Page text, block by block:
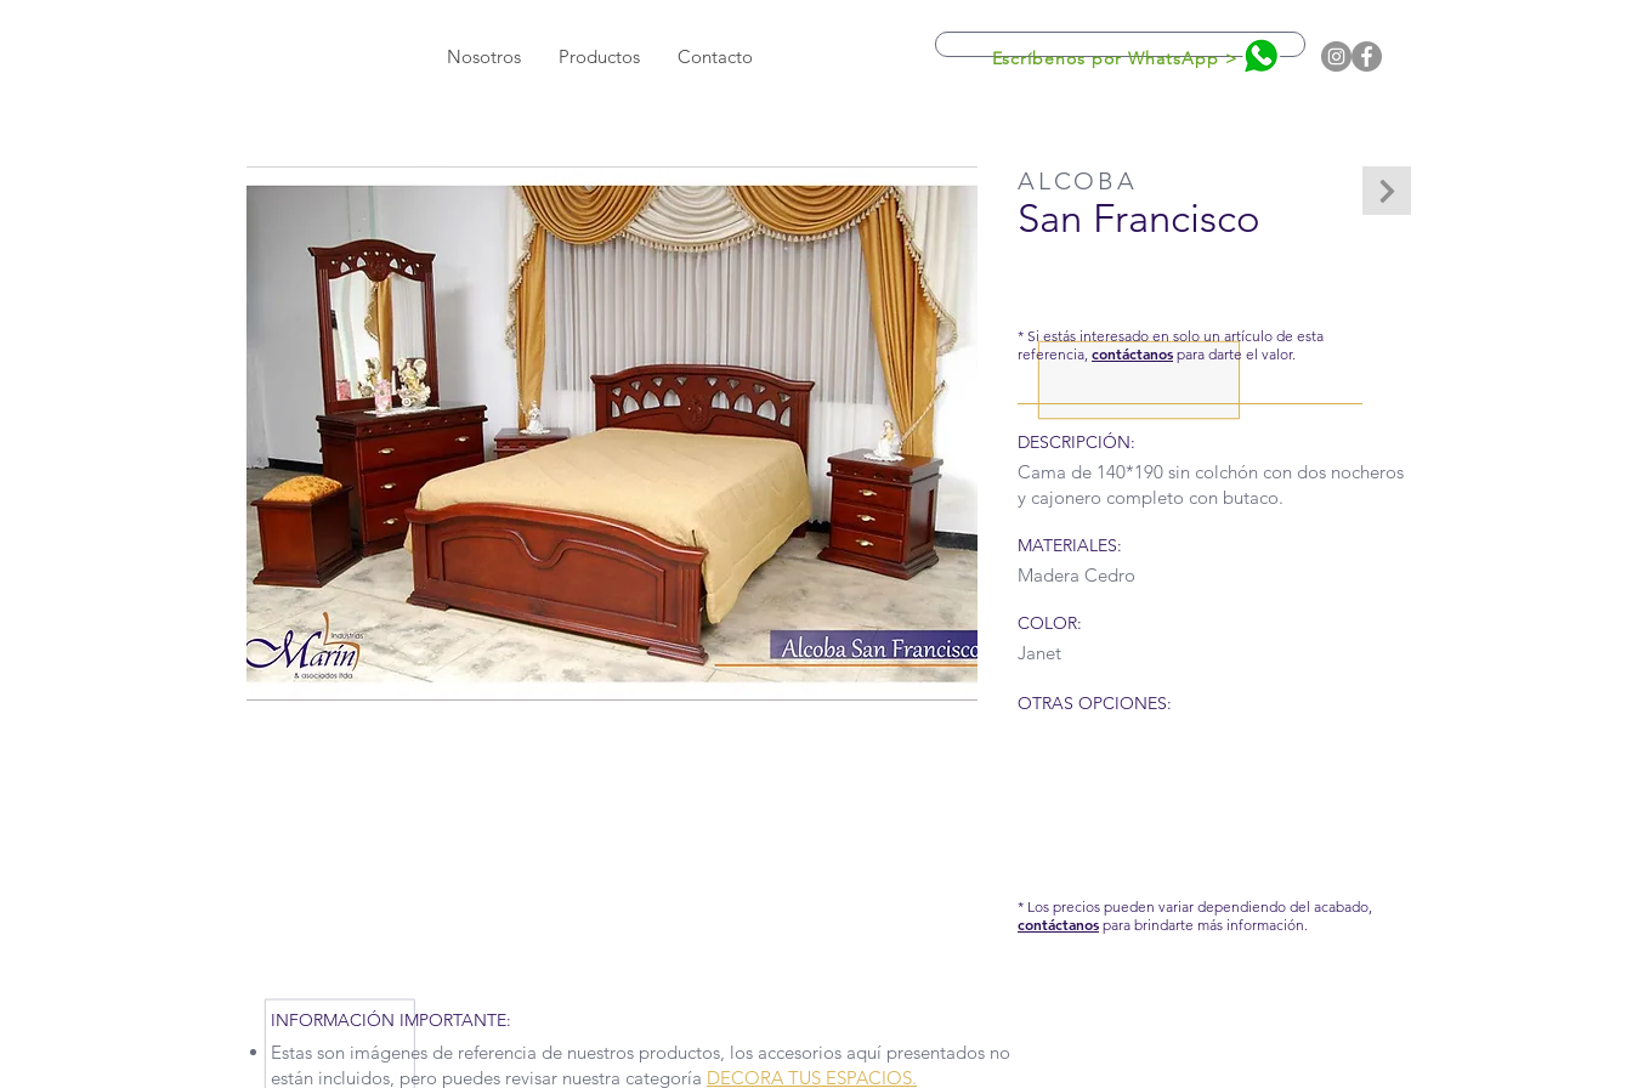
Nosotros Productos Contacto Escríbenos por WhatsApp >
ALCOBA
San Francisco
* Si estás interesado en solo un artículo de esta
referencia, contáctanos para darte el valor.
DESCRIPCIÓN:
Cama de 140*190 sin colchón con dos nocheros
y cajonero completo con butaco.
MATERIALES:
Madera Cedro
COLOR:
Janet
OTRAS OPCIONES:
* Los precios pueden variar dependiendo del acabado,
contáctanos para brindarte más información.
INFORMACIÓN IMPORTANTE:
Estas son imágenes de referencia de nuestros productos, los accesorios aquí presentados no
están incluidos, pero puedes revisar nuestra categoría DECORA TUS ESPACIOS.